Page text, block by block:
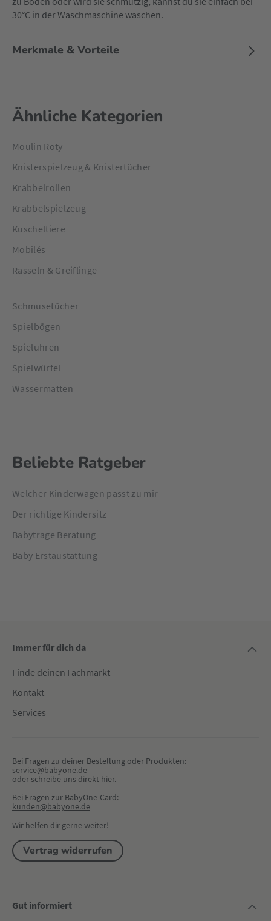
30°C in der Waschmaschine waschen.
Merkmale & Vorteile
Ähnliche Kategorien
Moulin Roty
Knisterspielzeug & Knistertücher
Krabbelrollen
Krabbelspielzeug
Kuscheltiere
Mobilés
Rasseln & Greiflinge
Schmusetücher
Spielbögen
Spieluhren
Spielwürfel
Wassermatten
Beliebte Ratgeber
Welcher Kinderwagen passt zu mir
Der richtige Kindersitz
Babytrage Beratung
Baby Erstaustattung
Immer für dich da
Finde deinen Fachmarkt
Kontakt
Services
Bei Fragen zu deiner Bestellung oder Produkten:
service@babyone.de
oder schreibe uns direkt hier.
Bei Fragen zur BabyOne-Card:
kunden@babyone.de
Wir helfen dir gerne weiter!
Vertrag widerrufen
Gut informiert